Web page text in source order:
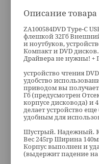
Описание товара
ZA100584DVD Type-C
флешкой 32Гб
и ноутбуков,
Компакт и DVD
Драйвера не нужны! +
устройство чтения
удобство
приводом вы
Гб (предусмотрен
корпусе дисковода) и 4
делает устройство
удобным для
Шустрый. Надежный.
Вес 245гр Ширина
Корпус выполнен и
(выдержит падение на